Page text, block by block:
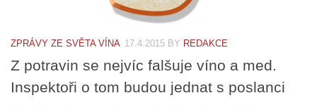
ZPRÁVY ZE SVĚTA VÍNA 17.4.2015 BY REDAKCE
Z potravin se nejvíc falšuje víno a med.
Inspektoři o tom budou jednat s poslanci